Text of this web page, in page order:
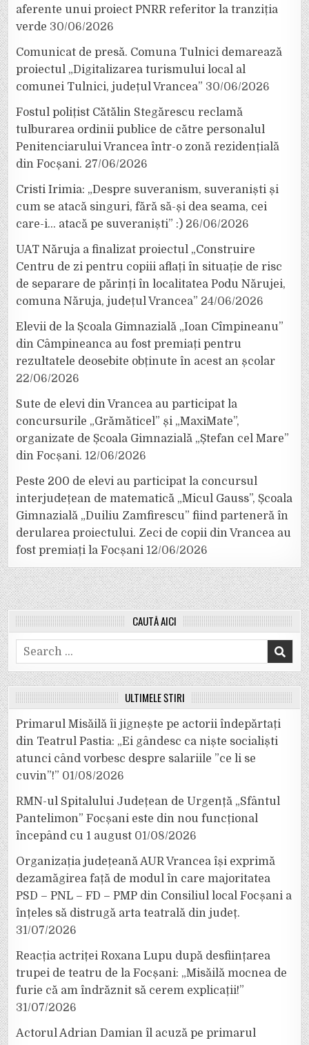
aferente unui proiect PNRR referitor la tranziția
verde 30/06/2026
Comunicat de presă. Comuna Tulnici demarează
proiectul „Digitalizarea turismului local al
comunei Tulnici, județul Vrancea” 30/06/2026
Fostul polițist Cătălin Stegărescu reclamă
tulburarea ordinii publice de către personalul
Penitenciarului Vrancea într-o zonă rezidențială
din Focșani. 27/06/2026
Cristi Irimia: „Despre suveranism, suveraniști și
cum se atacă singuri, fără să-și dea seama, cei
care-i… atacă pe suveraniști” :) 26/06/2026
UAT Năruja a finalizat proiectul „Construire
Centru de zi pentru copiii aflați în situație de risc
de separare de părinți în localitatea Podu Nărujei,
comuna Năruja, județul Vrancea” 24/06/2026
Elevii de la Școala Gimnazială „Ioan Cîmpineanu”
din Câmpineanca au fost premiați pentru
rezultatele deosebite obținute în acest an școlar
22/06/2026
Sute de elevi din Vrancea au participat la
concursurile „Grămăticel” și „MaxiMate”,
organizate de Școala Gimnazială „Ștefan cel Mare”
din Focșani. 12/06/2026
Peste 200 de elevi au participat la concursul
interjudețean de matematică „Micul Gauss”, Școala
Gimnazială „Duiliu Zamfirescu” fiind parteneră în
derularea proiectului. Zeci de copii din Vrancea au
fost premiați la Focșani 12/06/2026
CAUTĂ AICI
Search
for:
ULTIMELE ȘTIRI
Primarul Misăilă îi jignește pe actorii îndepărtați
din Teatrul Pastia: „Ei gândesc ca niște socialiști
atunci când vorbesc despre salariile ”ce li se
cuvin”!” 01/08/2026
RMN-ul Spitalului Județean de Urgență „Sfântul
Pantelimon” Focșani este din nou funcțional
începând cu 1 august 01/08/2026
Organizația județeană AUR Vrancea își exprimă
dezamăgirea față de modul în care majoritatea
PSD – PNL – FD – PMP din Consiliul local Focșani a
înțeles să distrugă arta teatrală din județ.
31/07/2026
Reacția actriței Roxana Lupu după desființarea
trupei de teatru de la Focșani: „Misăilă mocnea de
furie că am îndrăznit să cerem explicații!”
31/07/2026
Actorul Adrian Damian îl acuză pe primarul